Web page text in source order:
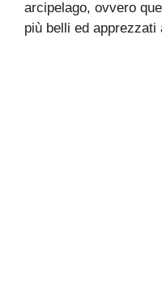
arcipelago, ovvero
più belli ed apprezzati